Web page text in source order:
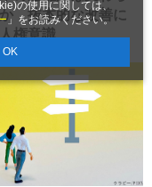
の使用に関しては、
」をお読みください。
OK
抜本的な改善に
権意識